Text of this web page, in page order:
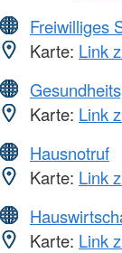
Freiwilliges
Karte: Link
Karte: Link
Hausnotruf
Karte: Link
Karte: Link